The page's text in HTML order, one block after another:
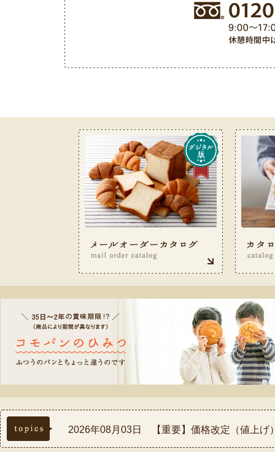
お客様サービス室フリーダイヤル 0120-487-050（
topics
2026年08月03日 【重要】価格改定（値上げ
2026年07月30日 【重要】熊本県熊本地方を